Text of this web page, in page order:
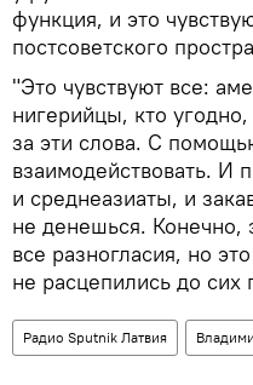
функция, и это
постсоветского
"Это чувствуют все:
нигерийцы, кто
за эти слова. С
взаимодействовать. И
и среднеазиаты, и
не денешься. Конечно,
все разногласия, но
не расцепились до сих
Радио Sputnik Латвия